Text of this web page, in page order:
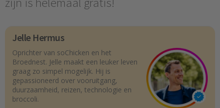
Jelle Hermus
Oprichter van soChicken en het
Broednest. Jelle maakt een leuker leven
graag zo simpel mogelijk. Hij is
gepassioneerd over vooruitgang,
duurzaamheid, reizen, technologie en
broccoli.